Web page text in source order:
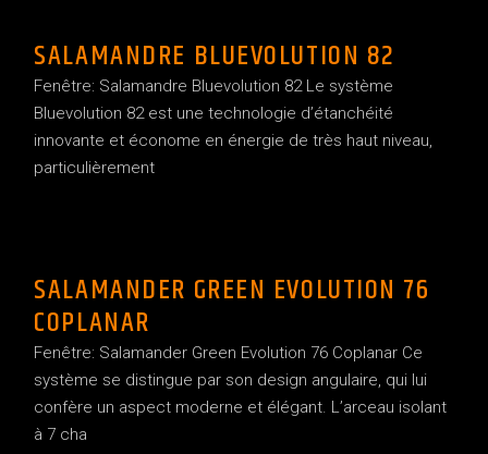
SALAMANDRE BLUEVOLUTION 82
Fenêtre: Salamandre Bluevolution 82 Le système
Bluevolution 82 est une technologie d’étanchéité
innovante et économe en énergie de très haut niveau,
particulièrement
SALAMANDER GREEN EVOLUTION 76
COPLANAR
Fenêtre: Salamander Green Evolution 76 Coplanar Ce
système se distingue par son design angulaire, qui lui
confère un aspect moderne et élégant. L’arceau isolant
à 7 cha